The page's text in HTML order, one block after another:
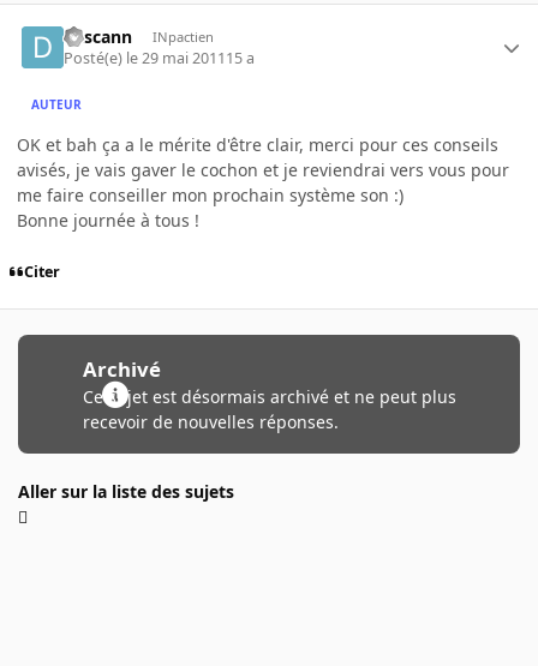
descann INpactien
Posté(e) le 29 mai 201115 a
AUTEUR
OK et bah ça a le mérite d'être clair, merci pour ces conseils
avisés, je vais gaver le cochon et je reviendrai vers vous pour
me faire conseiller mon prochain système son :)
Bonne journée à tous !
Citer
Archivé
Ce sujet est désormais archivé et ne peut plus
recevoir de nouvelles réponses.
Aller sur la liste des sujets